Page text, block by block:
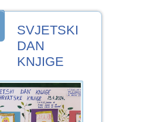
SVJETSKI
DAN
KNJIGE